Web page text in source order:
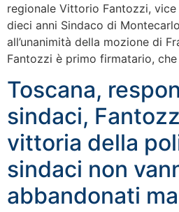
regionale Vittorio Fantozzi,
dieci anni Sindaco di
all’unanimità della mozione di
Fantozzi è primo firmatario,
Toscana,
sindaci,
vittoria della
sindaci non
abbandonati